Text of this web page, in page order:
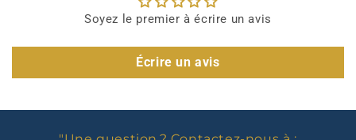
Soyez le premier à écrire un avis
Écrire un avis